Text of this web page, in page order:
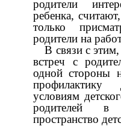
родители
ребенка,
только
родители на
В связи с
встреч с
одной стороны
профилактику
условиям
родителей в
пространство